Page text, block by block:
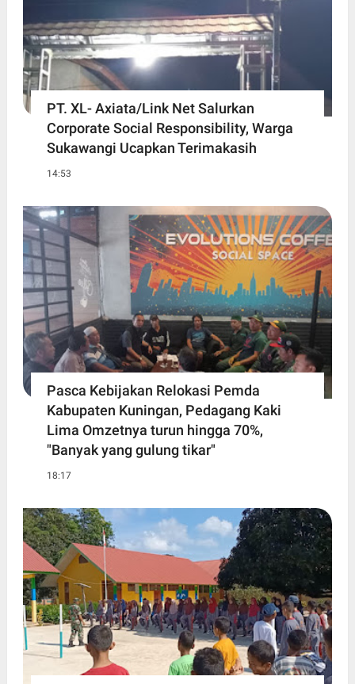
PT. XL- Axiata/Link Net Salurkan
Corporate Social Responsibility, Warga
Sukawangi Ucapkan Terimakasih
14:53
Pasca Kebijakan Relokasi Pemda
Kabupaten Kuningan, Pedagang Kaki
Lima Omzetnya turun hingga 70%,
"Banyak yang gulung tikar"
18:17